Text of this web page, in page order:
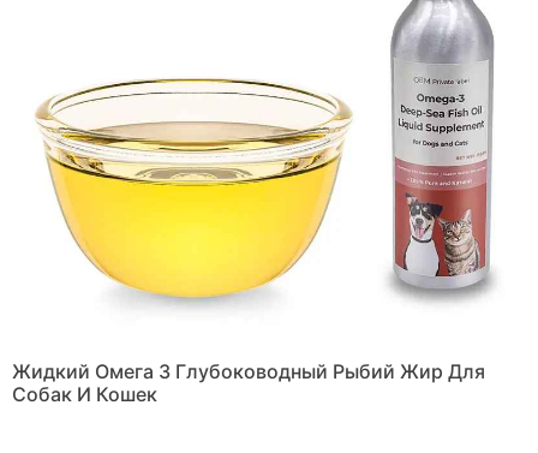
Жидкий Омега 3 Глубоководный Рыбий Жир Для
Собак И Кошек